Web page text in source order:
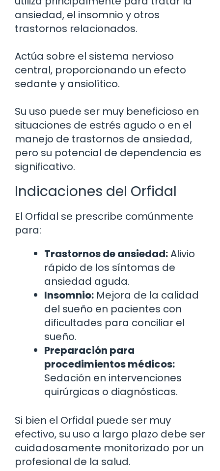
ansiedad, el insomnio y otros
trastornos relacionados.
Actúa sobre el sistema nervioso
central, proporcionando un efecto
sedante y ansiolítico.
Su uso puede ser muy beneficioso en
situaciones de estrés agudo o en el
manejo de trastornos de ansiedad,
pero su potencial de dependencia es
significativo.
Indicaciones del Orfidal
El Orfidal se prescribe comúnmente
para:
Trastornos de ansiedad:Alivio
rápido de los síntomas de
ansiedad aguda.
Insomnio: Mejora de la calidad
del sueño en pacientes con
dificultades para conciliar el
sueño.
Preparación para
procedimientos médicos:
Sedación en intervenciones
quirúrgicas o diagnósticas.
Si bien el Orfidal puede ser muy
efectivo, su uso a largo plazo debe ser
cuidadosamente monitorizado por un
profesional de la salud.